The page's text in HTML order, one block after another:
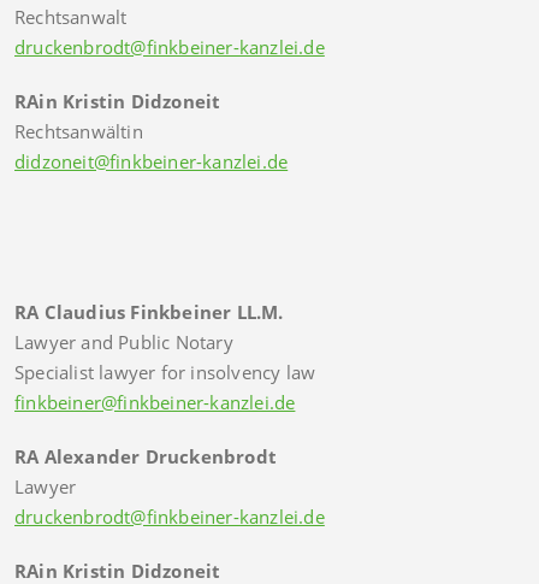
Rechtsanwalt
druckenbrodt@finkbeiner-kanzlei.de
RAin Kristin Didzoneit
Rechtsanwältin
didzoneit@finkbeiner-kanzlei.de
RA Claudius Finkbeiner LL.M.
Lawyer and Public Notary
Specialist lawyer for insolvency law
finkbeiner@finkbeiner-kanzlei.de
RA Alexander Druckenbrodt
Lawyer
druckenbrodt@finkbeiner-kanzlei.de
RAin Kristin Didzoneit